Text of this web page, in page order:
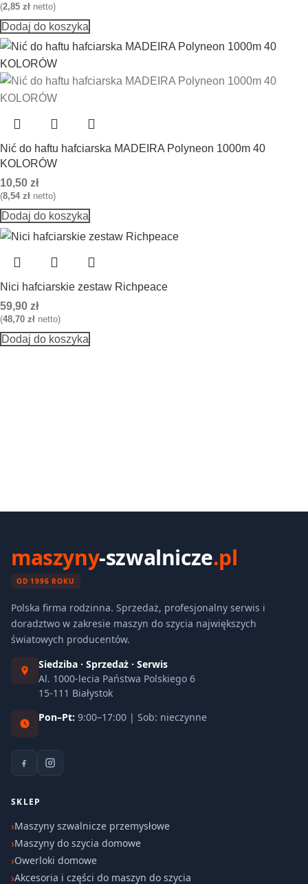
(2,85 zł netto)
Dodaj do koszyka
Nić do haftu hafciarska MADEIRA Polyneon 1000m 40
KOLORÓW
10,50 zł
(8,54 zł netto)
Dodaj do koszyka
Nici hafciarskie zestaw Richpeace
59,90 zł
(48,70 zł netto)
Dodaj do koszyka
maszyny-szwalnicze.pl
OD 1996 ROKU
Polska firma rodzinna. Sprzedaż, profesjonalny serwis i
doradztwo w zakresie maszyn do szycia największych
światowych producentów.
Siedziba · Sprzedaż · Serwis
Al. 1000-lecia Państwa Polskiego 6
15-111 Białystok
Pon–Pt: 9:00–17:00 | Sob: nieczynne
SKLEP
Maszyny szwalnicze przemysłowe
Maszyny do szycia domowe
Owerloki domowe
Akcesoria i części do maszyn do szycia